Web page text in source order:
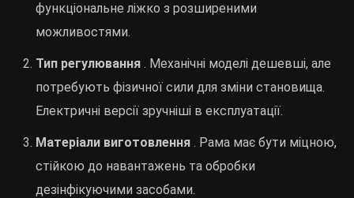
функціональне ліжко з розширеними
можливостями.
Тип регулювання . Механічні моделі дешевші, але
потребують фізичної сили для зміни становища.
Електричні версії зручніші в експлуатації.
Матеріали виготовлення . Рама має бути міцною,
стійкою до навантажень та обробки
дезінфікуючими засобами.